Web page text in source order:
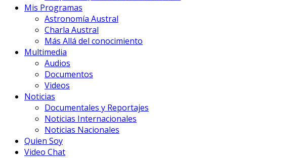
Mis Programas
Astronomía Austral
Charla Austral
Más Allá del conocimiento
Multimedia
Audios
Documentos
Videos
Noticias
Documentales y Reportajes
Noticias Internacionales
Noticias Nacionales
Quien Soy
Video Chat